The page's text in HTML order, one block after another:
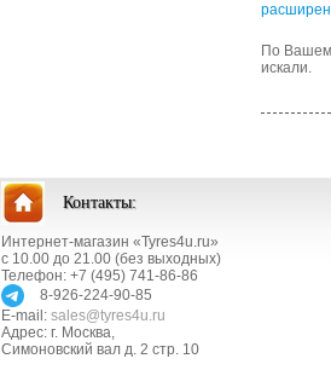
По
искали.
Контакты:
Интернет-магазин «Tyres4u.ru»
с 10.00 до 21.00 (без выходных)
Телефон: +7 (495) 741-86-86
8-926-224-90-85
E-mail: sales@tyres4u.ru
Адрес: г. Москва,
Симоновский вал д. 2 стр. 10